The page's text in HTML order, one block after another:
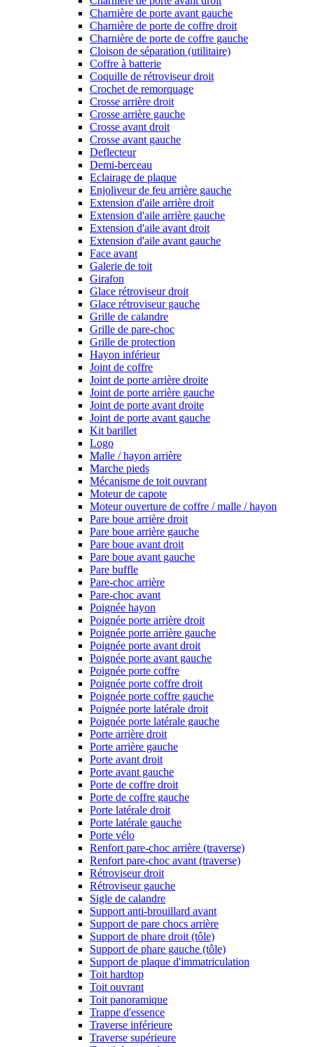
Charnière de porte avant gauche
Charnière de porte de coffre droit
Charnière de porte de coffre gauche
Cloison de séparation (utilitaire)
Coffre à batterie
Coquille de rétroviseur droit
Crochet de remorquage
Crosse arrière droit
Crosse arrière gauche
Crosse avant droit
Crosse avant gauche
Deflecteur
Demi-berceau
Eclairage de plaque
Enjoliveur de feu arrière gauche
Extension d'aile arrière droit
Extension d'aile arrière gauche
Extension d'aile avant droit
Extension d'aile avant gauche
Face avant
Galerie de toit
Girafon
Glace rétroviseur droit
Glace rétroviseur gauche
Grille de calandre
Grille de pare-choc
Grille de protection
Hayon inférieur
Joint de coffre
Joint de porte arrière droite
Joint de porte arrière gauche
Joint de porte avant droite
Joint de porte avant gauche
Kit barillet
Logo
Malle / hayon arrière
Marche pieds
Mécanisme de toit ouvrant
Moteur de capote
Moteur ouverture de coffre / malle / hayon
Pare boue arrière droit
Pare boue arrière gauche
Pare boue avant droit
Pare boue avant gauche
Pare buffle
Pare-choc arrière
Pare-choc avant
Poignée hayon
Poignée porte arrière droit
Poignée porte arrière gauche
Poignée porte avant droit
Poignée porte avant gauche
Poignée porte coffre
Poignée porte coffre droit
Poignée porte coffre gauche
Poignée porte latérale droit
Poignée porte latérale gauche
Porte arrière droit
Porte arrière gauche
Porte avant droit
Porte avant gauche
Porte de coffre droit
Porte de coffre gauche
Porte latérale droit
Porte latérale gauche
Porte vélo
Renfort pare-choc arrière (traverse)
Renfort pare-choc avant (traverse)
Rétroviseur droit
Rétroviseur gauche
Sigle de calandre
Support anti-brouillard avant
Support de pare chocs arrière
Support de phare droit (tôle)
Support de phare gauche (tôle)
Support de plaque d'immatriculation
Toit hardtop
Toit ouvrant
Toit panoramique
Trappe d'essence
Traverse inférieure
Traverse supérieure